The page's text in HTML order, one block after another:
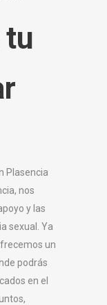
tu
Plasencia
nos
y las
sexual. Ya
un
podrás
en el